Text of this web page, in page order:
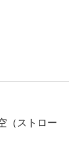
（ストロー